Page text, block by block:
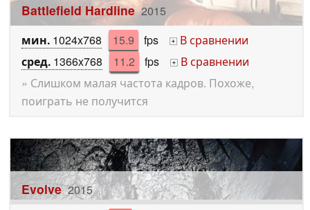
Battlefield Hardline 2015
мин. 1024x768 15.9 fps +
В сравнении
сред. 1366x768 11.2 fps +
В сравнении
» Слишком малая частота кадров. Похоже,
поиграть не получится
Evolve 2015